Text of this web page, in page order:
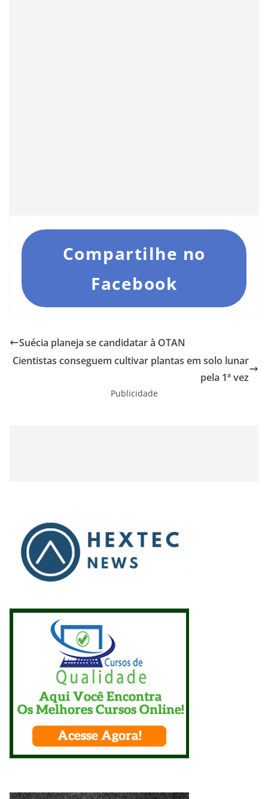
Compartilhe no
Facebook
Suécia planeja se candidatar à OTAN
Cientistas conseguem cultivar plantas em solo lunar
pela 1ª vez
Publicidade